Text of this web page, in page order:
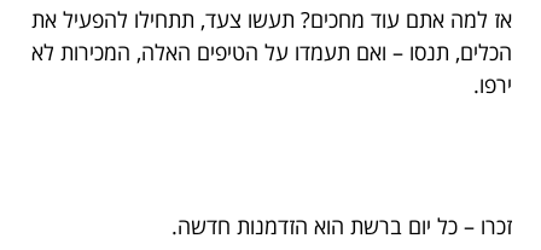
אז למה אתם עוד מחכים? תעשו צעד, תתחילו להפעיל את
הכלים, תנסו – ואם תעמדו על הטיפים האלה, המכירות לא
ירפו.
זכרו – כל יום ברשת הוא הזדמנות חדשה.